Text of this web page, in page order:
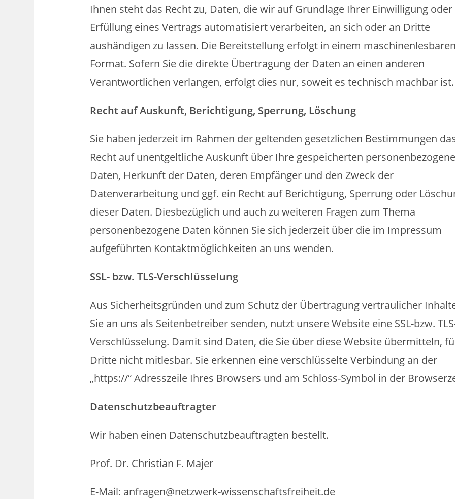
Ihnen steht das Recht zu, Daten, die wir auf Grundlage Ihrer Einwilligung
Erfüllung eines Vertrags automatisiert verarbeiten, an sich oder an Dritte
aushändigen zu lassen. Die Bereitstellung erfolgt in einem
Format. Sofern Sie die direkte Übertragung der Daten an einen anderen
Verantwortlichen verlangen, erfolgt dies nur, soweit es technisch machbar ist.
Recht auf Auskunft, Berichtigung, Sperrung, Löschung
Sie haben jederzeit im Rahmen der geltenden gesetzlichen Bestimmungen
Recht auf unentgeltliche Auskunft über Ihre gespeicherten
Daten, Herkunft der Daten, deren Empfänger und den Zweck der
Datenverarbeitung und ggf. ein Recht auf Berichtigung, Sperrung oder
dieser Daten. Diesbezüglich und auch zu weiteren Fragen zum Thema
personenbezogene Daten können Sie sich jederzeit über die im Impressum
aufgeführten Kontaktmöglichkeiten an uns wenden.
SSL- bzw. TLS-Verschlüsselung
Aus Sicherheitsgründen und zum Schutz der Übertragung vertraulicher
Sie an uns als Seitenbetreiber senden, nutzt unsere Website eine SSL-bzw.
Verschlüsselung. Damit sind Daten, die Sie über diese Website übermitteln,
Dritte nicht mitlesbar. Sie erkennen eine verschlüsselte Verbindung an der
„https://“ Adresszeile Ihres Browsers und am Schloss-Symbol in der
Datenschutzbeauftragter
Wir haben einen Datenschutzbeauftragten bestellt.
Prof. Dr. Christian F. Majer
E-Mail: anfragen@netzwerk-wissenschaftsfreiheit.de